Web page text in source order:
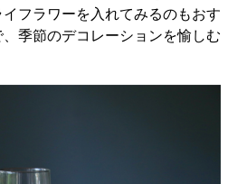
フラワーを入れてみるのもおす
季節のデコレーションを愉しむ